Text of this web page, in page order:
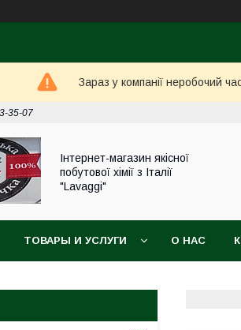
Зараз у компанії неробочий
35-07
Інтернет-магазин якісної
побутової хімії з Італії
"Lavaggi"
ТОВАРЫ И УСЛУГИ О НАС